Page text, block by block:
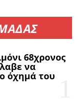
68χρονος
να
όχημά του